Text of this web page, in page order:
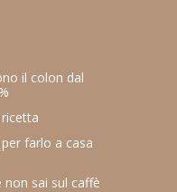
il colon dal
farlo a casa
sai sul caffè